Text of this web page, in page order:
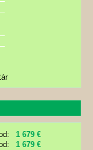
1 679 €
1 679 €